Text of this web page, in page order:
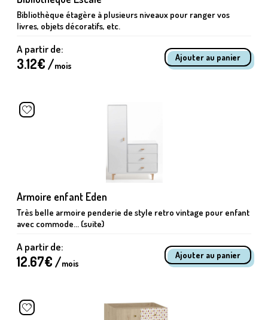
Bibliothèque étagère à plusieurs niveaux pour ranger vos
livres, objets décoratifs, etc.
A partir de:
3.12€ /mois
Armoire enfant Eden
Très belle armoire penderie de style retro vintage pour enfant
avec commode... (suite)
A partir de:
12.67€ /mois